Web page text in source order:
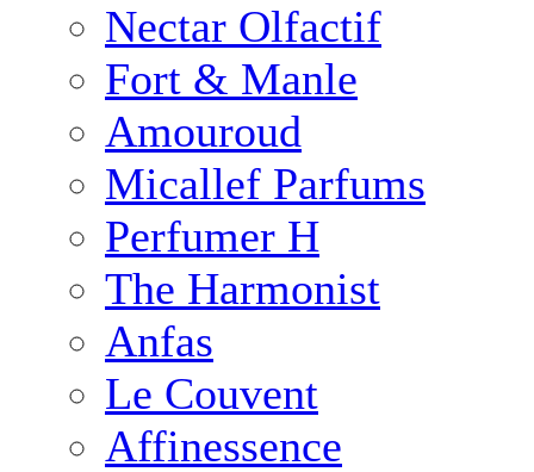
Nectar Olfactif
Fort & Manle
Amouroud
Micallef Parfums
Perfumer H
The Harmonist
Anfas
Le Couvent
Affinessence